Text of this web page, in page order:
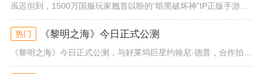
虽迟但到，1500万国服玩家翘首以盼的“暗黑破坏神”IP正版手游《暗黑破坏神：不朽》已于今日全平台上线！动作RPG王者再...
热门 《黎明之海》今日正式公测